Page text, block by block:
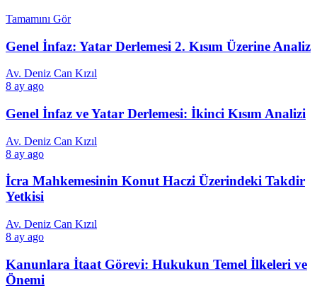
Tamamını Gör
Genel İnfaz: Yatar Derlemesi 2. Kısım Üzerine Analiz
Av. Deniz Can Kızıl
8 ay ago
Genel İnfaz ve Yatar Derlemesi: İkinci Kısım Analizi
Av. Deniz Can Kızıl
8 ay ago
İcra Mahkemesinin Konut Haczi Üzerindeki Takdir
Yetkisi
Av. Deniz Can Kızıl
8 ay ago
Kanunlara İtaat Görevi: Hukukun Temel İlkeleri ve
Önemi